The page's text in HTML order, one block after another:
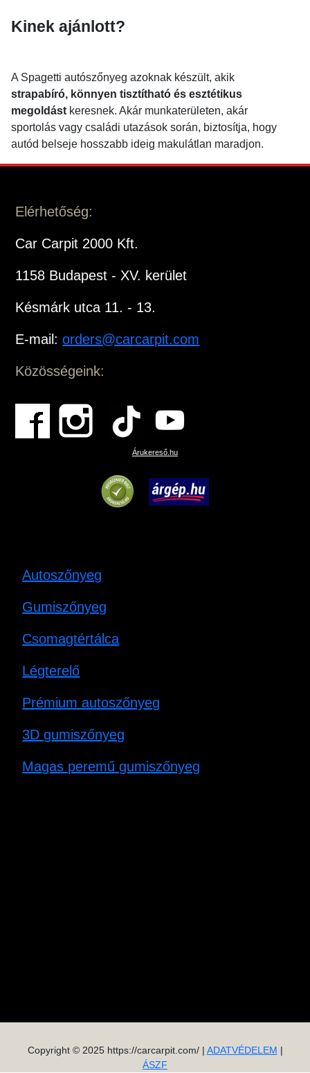
Kinek ajánlott?
A Spagetti autószőnyeg azoknak készült, akik
strapabíró, könnyen tisztítható és esztétikus
megoldást keresnek. Akár munkaterületen, akár
sportolás vagy családi utazások során, biztosítja, hogy
autód belseje hosszabb ideig makulátlan maradjon.
Elérhetőség:
Car Carpit 2000 Kft.
1158 Budapest - XV. kerület
Késmárk utca 11. - 13.
E-mail:orders@carcarpit.com
Közösségeink:
Árukereső.hu
Autoszőnyeg
Gumiszőnyeg
Csomagtértálca
Légterelő
Prémium autoszőnyeg
3D gumiszőnyeg
Magas peremű gumiszőnyeg
Copyright © 2025 https://carcarpit.com/ | ADATVÉDELEM |
ÁSZF